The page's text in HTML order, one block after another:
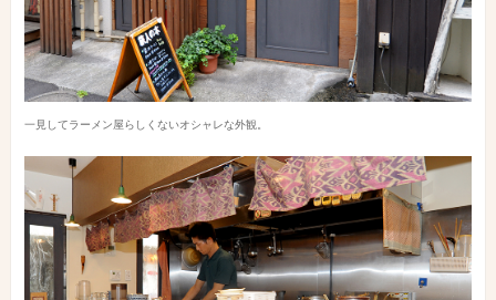
一見してラーメン屋らしくないオシャレな外観。